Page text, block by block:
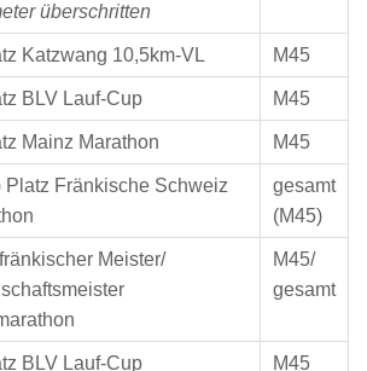
überschritten
Katzwang 10,5km-VL M45
BLV Lauf-Cup M45
Mainz Marathon M45
Platz Fränkische Schweiz
gesamt
(M45)
Meister/
M45/
gesamt
BLV Lauf-Cup M45